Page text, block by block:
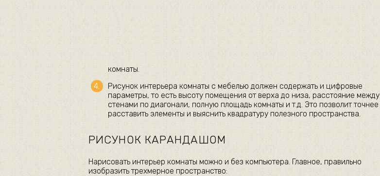
комнаты.
Рисунок интерьера комнаты с мебелью должен содержать и цифровые
параметры, то есть высоту помещения от верха до низа, расстояние между
стенами по диагонали, полную площадь комнаты и т.д. Это позволит точнее
расставить элементы и выяснить квадратуру полезного пространства.
РИСУНОК КАРАНДАШОМ
Нарисовать интерьер комнаты можно и без компьютера. Главное, правильно
изобразить трехмерное пространство: